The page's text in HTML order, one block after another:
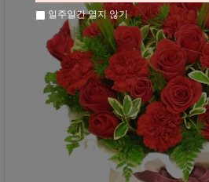
일주일간 열지 않기